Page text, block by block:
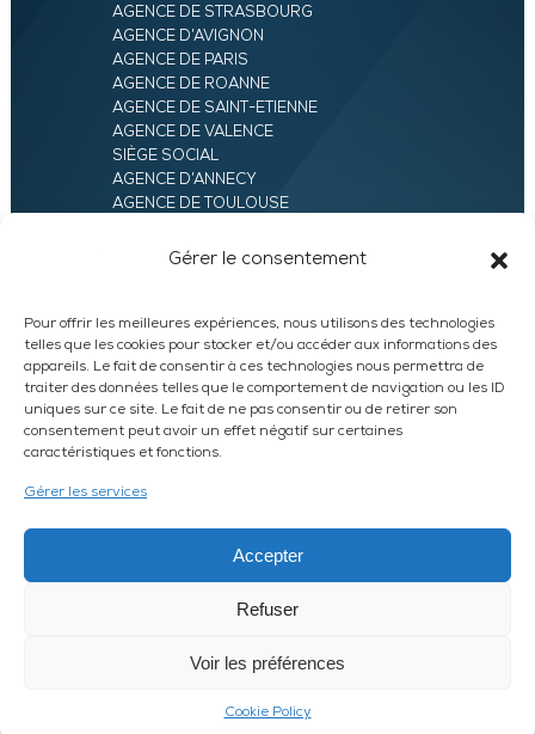
Gérer le consentement
Pour offrir les meilleures expériences, nous utilisons des technologies
telles que les cookies pour stocker et/ou accéder aux informations des
appareils. Le fait de consentir à ces technologies nous permettra de
traiter des données telles que le comportement de navigation ou les ID
uniques sur ce site. Le fait de ne pas consentir ou de retirer son
consentement peut avoir un effet négatif sur certaines
caractéristiques et fonctions.
Gérer les services
Accepter
Refuser
Voir les préférences
Cookie Policy
AGENCE DE STRASBOURG
AGENCE D’AVIGNON
AGENCE DE PARIS
AGENCE DE ROANNE
AGENCE DE SAINT-ETIENNE
AGENCE DE VALENCE
SIÈGE SOCIAL
AGENCE D’ANNECY
AGENCE DE TOULOUSE
AGENCE D’ORLÉANS
MENTIONS LÉGALES/PLAN DU SITE
Article L612-14 du CSI : L’autorisation d’exercice ne confère aucune
prérogative de puissance publique à l’entreprise ou aux personnes qui en